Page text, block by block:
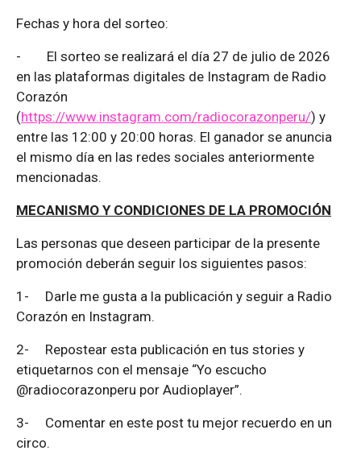
Fechas y hora del sorteo:
- El sorteo se realizará el día 27 de julio de 2026
en las plataformas digitales de Instagram de Radio
Corazón
(https://www.instagram.com/radiocorazonperu/) y
entre las 12:00 y 20:00 horas. El ganador se anuncia
el mismo día en las redes sociales anteriormente
mencionadas.
MECANISMO Y CONDICIONES DE LA PROMOCIÓN
Las personas que deseen participar de la presente
promoción deberán seguir los siguientes pasos:
1- Darle me gusta a la publicación y seguir a Radio
Corazón en Instagram.
2- Repostear esta publicación en tus stories y
etiquetarnos con el mensaje “Yo escucho
@radiocorazonperu por Audioplayer”.
3- Comentar en este post tu mejor recuerdo en un
circo.